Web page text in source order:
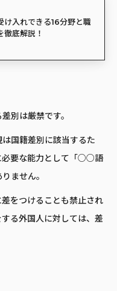
け入れできる16分野と職
徹底解説！
別は厳禁です。
国籍差別に該当するた
必要な能力として「○○語
ません。
をつけることも禁止され
る外国人に対しては、差